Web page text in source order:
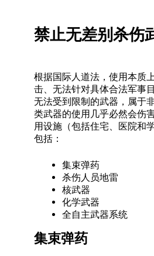
禁止无差别杀伤
根据国际人道法，使用本质
击、无法针对具体合法军事
无法受到限制的武器，属于
类武器的使用几乎必然会伤
用设施（包括住宅、医院和
包括：
集束弹药
杀伤人员地雷
核武器
化学武器
全自主武器系统
集束弹药